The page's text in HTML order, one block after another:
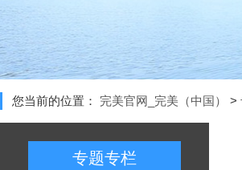
您当前的位置： 完美官网_完美（中国） >
专题专栏